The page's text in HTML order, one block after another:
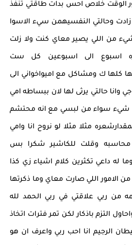
الوقت خلاص احس بدات طاقتي تنفذ
وحالتي النفسيهمن سيء الاسوا
من اللي يصير معاي كنت ولا زلت
اسبوع الى اسبوعين كل ست
كلها ك ومشاكل مع اميواخواني الى
وانا حالتي يرثى لها لان ببساطه امي
شيء سواء من لبسي مع انه محتشم
مثلا مثلا لو نروح انا وامي
وقلت للكاشير شكرا بس
داعي تكثرين كلام اشياء زي كذا
الامور اللي صارت معاي وما ذكرتها
من ربي علاقتي في ربي الحمد لله
التزم باذكار لكن تمر فترات اتخاذ
الرجيم انا احب ربي واعرف ان هو